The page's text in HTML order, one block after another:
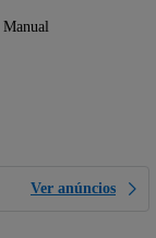
Manual
Ver anúncios